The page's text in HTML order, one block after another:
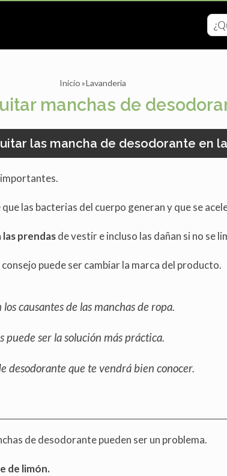
Inicio Lavanderia
manchas de
las mancha de desodorante en
las bacterias del cuerpo generan y que se
prendasde vestir e incluso las dañan si no se
puede ser cambiar la marca del producto.
causantes de las manchas de ropa.
puede ser la solución más práctica.
desodorante que te vendrá bien conocer.
de desodorante pueden ser un problema.
de limón.